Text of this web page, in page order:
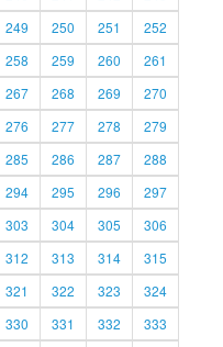
249 250 251
252
258 259 260
261
267 268 269
270
276 277 278
279
285 286 287
288
294 295 296
297
303 304 305
306
312 313 314
315
321 322 323
324
330 331 332 333